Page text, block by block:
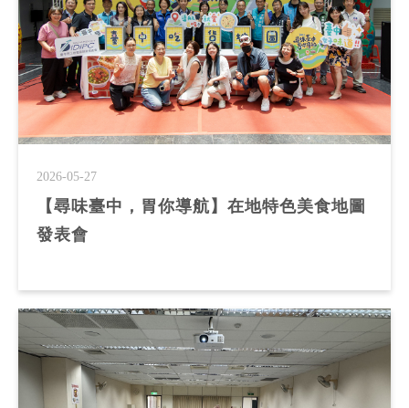
2026-05-27
【尋味臺中，胃你導航】在地特色美食地圖
發表會